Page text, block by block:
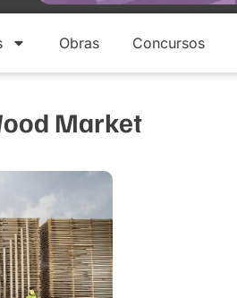
Obras Concursos
Market